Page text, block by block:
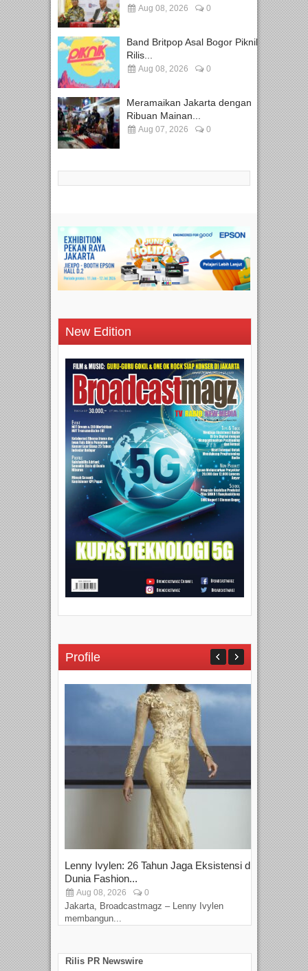
Aug 08, 2026 0
Band Britpop Asal Bogor Piknik
Rilis...
Aug 08, 2026 0
Meramaikan Jakarta dengan
Ribuan Mainan...
Aug 07, 2026 0
New Edition
Profile
Lenny Ivylen: 26 Tahun Jaga Eksistensi di
Dunia Fashion...
Aug 08, 2026 0
Jakarta, Broadcastmagz – Lenny Ivylen
membangun...
Rilis PR Newswire